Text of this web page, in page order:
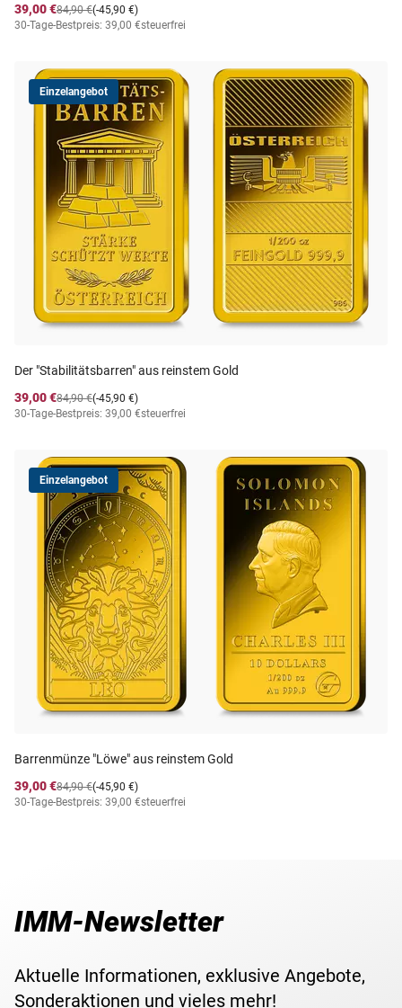
39,00 € (-45,90 €)
84,90 €
30-Tage-Bestpreis: 39,00 €steuerfrei
Einzelangebot
Der "Stabilitätsbarren" aus reinstem Gold
39,00 €
(-45,90 €)
84,90 €
30-Tage-Bestpreis: 39,00 €steuerfrei
Einzelangebot
Barrenmünze "Löwe" aus reinstem Gold
39,00 €
(-45,90 €)
84,90 €
30-Tage-Bestpreis: 39,00 €steuerfrei
IMM-Newsletter
Aktuelle Informationen, exklusive Angebote,
Sonderaktionen und vieles mehr!